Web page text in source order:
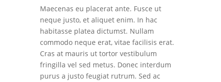
Maecenas eu placerat ante. Fusce ut
neque justo, et aliquet enim. In hac
habitasse platea dictumst. Nullam
commodo neque erat, vitae facilisis erat.
Cras at mauris ut tortor vestibulum
fringilla vel sed metus. Donec interdum
purus a justo feugiat rutrum. Sed ac